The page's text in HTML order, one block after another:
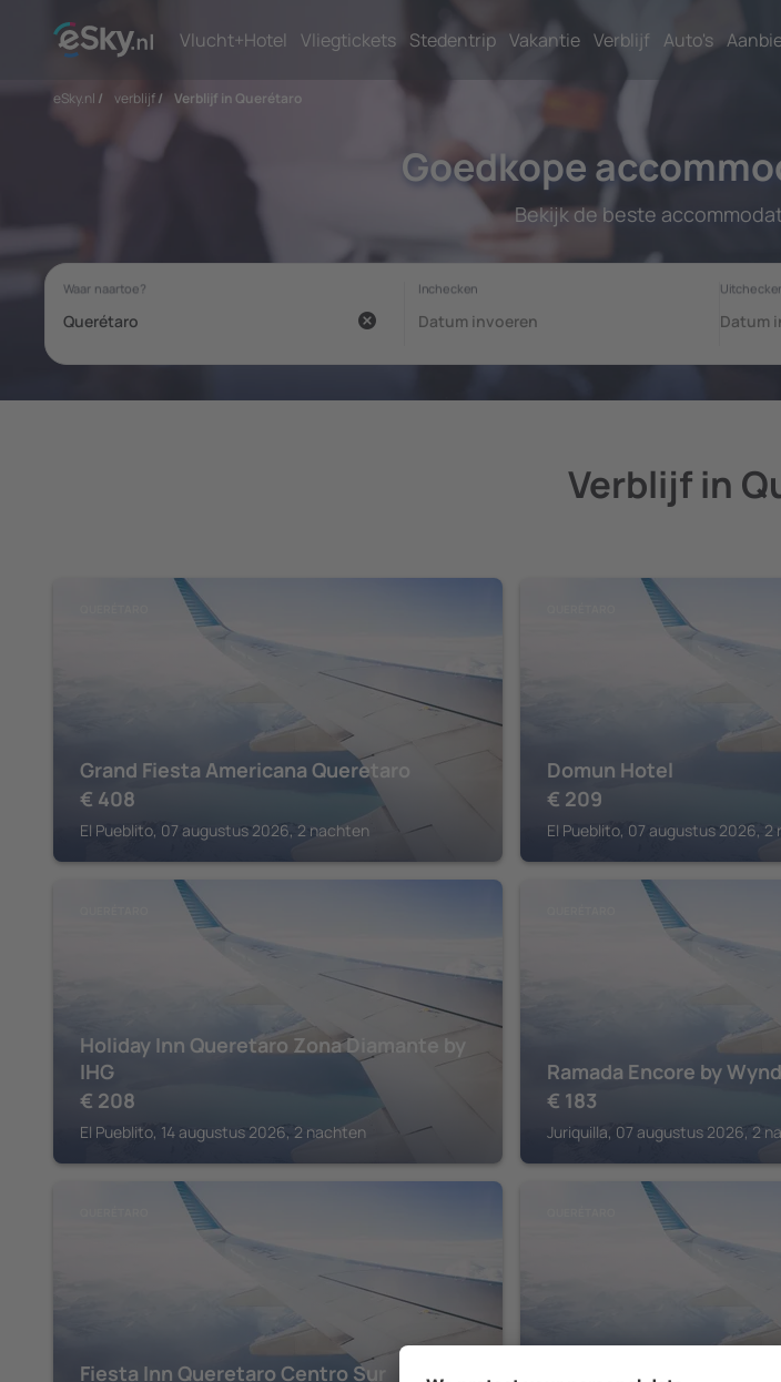
Vlucht+Hotel Vliegtickets Stedentrip Vakantie Verblijf Auto's
eSky.nl / verblijf/ Verblijf in Querétaro
Goedkope
Bekijk de beste
Verblijf in
Grand Fiesta Americana Queretaro
€ 408
El Pueblito, 07 augustus 2026, 2 nachten
Domun Hotel
€ 209
El Pueblito, 07 augustus 2026, 2
Holiday Inn Queretaro Zona Diamante by
IHG
€ 208
El Pueblito, 14 augustus 2026, 2 nachten
Ramada Encore by
€ 183
Juriquilla, 07 augustus 2026, 2
Fiesta Inn Queretaro Centro Sur
Holiday Inn Express